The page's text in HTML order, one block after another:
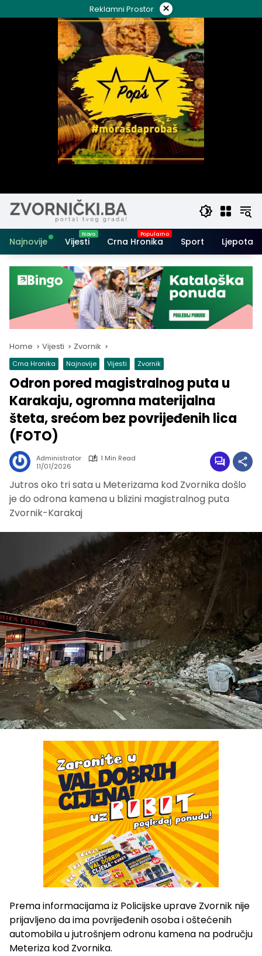
to
Reklamni Prostor ×
Najnovije Vijesti Crna Hronika Sport Ljepota i
Home Vijesti Zvornik
Crna Hronika Najnovije Vijesti Zvornik
Odron pored magistralnog puta u
Karakaju, ogromna materijalna
šteta, srećom bez povrijeđenih lica
(FOTO)
Administrator
1 Min Read
11/01/2026
Jutros oko tri sata u Meterizama kod Zvornika došlo
je do odrona kamena u blizini magistralnog puta
Zvornik-Karakaj
Prema informacijama iz Policijske uprave Zvornik nije
prijavljeno da ima povrijeđenih osoba i oštećenih
automobila u jutrošnjem odronu kamena na području
Meteriza kod Zvornika.